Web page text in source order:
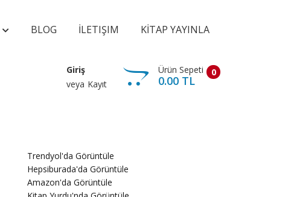
BLOG İLETIŞIM KİTAP YAYINLA
Giriş
veya Kayıt
0
Ürün Sepeti
0.00 TL
Trendyol'da Görüntüle
Hepsiburada'da Görüntüle
Amazon'da Görüntüle